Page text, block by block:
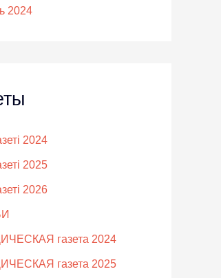
2024
2024
2025
2026
газета 2024
газета 2025